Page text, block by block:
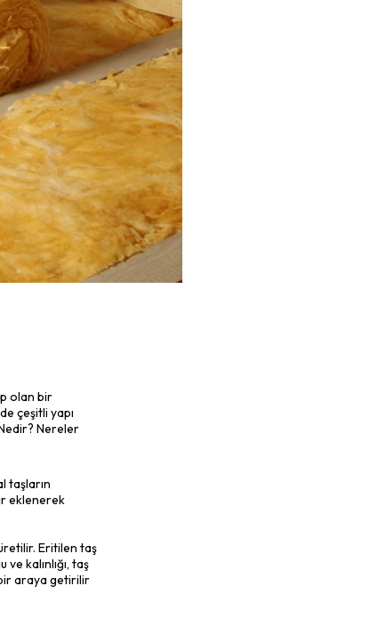
avantaja sahip olan bir
özellikleri sayesinde çeşitli yapı
Peki Taş Yünü Nedir? Nereler